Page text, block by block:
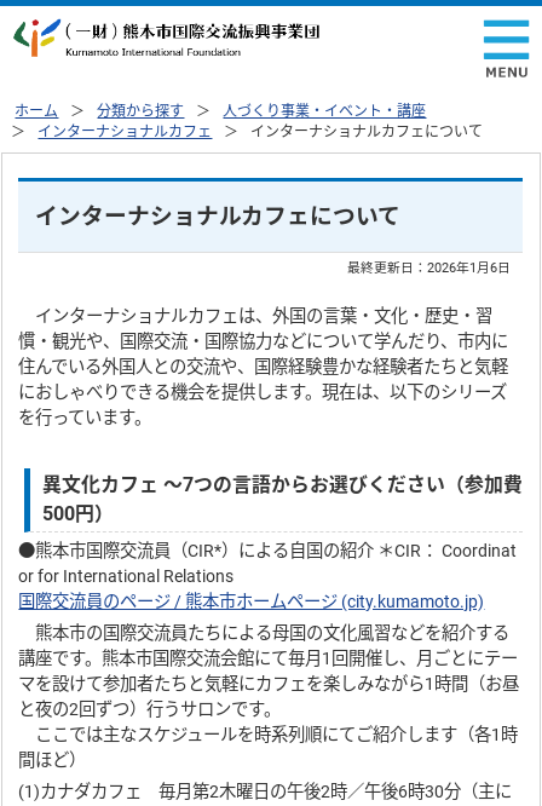
ホーム 分類から探す
人づくり事業・イベント・講座
インターナショナルカフェ
インターナショナルカフェについて
インターナショナルカフェについて
最終更新日：2026年1月6日
インターナショナルカフェは、外国の言葉・文化・歴史・習
慣・観光や、国際交流・国際協力などについて学んだり、市内に
住んでいる外国人との交流や、国際経験豊かな経験者たちと気軽
におしゃべりできる機会を提供します。現在は、以下のシリーズ
を行っています。
異文化カフェ ～7つの言語からお選びください（参加費
500円）
●熊本市国際交流員（CIR*）による自国の紹介 ＊CIR： Coordinat
or for International Relations
国際交流員のページ / 熊本市ホームページ (city.kumamoto.jp)
熊本市の国際交流員たちによる母国の文化風習などを紹介する
講座です。熊本市国際交流会館にて毎月1回開催し、月ごとにテー
マを設けて参加者たちと気軽にカフェを楽しみながら1時間（お昼
と夜の2回ずつ）行うサロンです。
ここでは主なスケジュールを時系列順にてご紹介します（各1時
間ほど）
(1)カナダカフェ 毎月第2木曜日の午後2時／午後6時30分（主に